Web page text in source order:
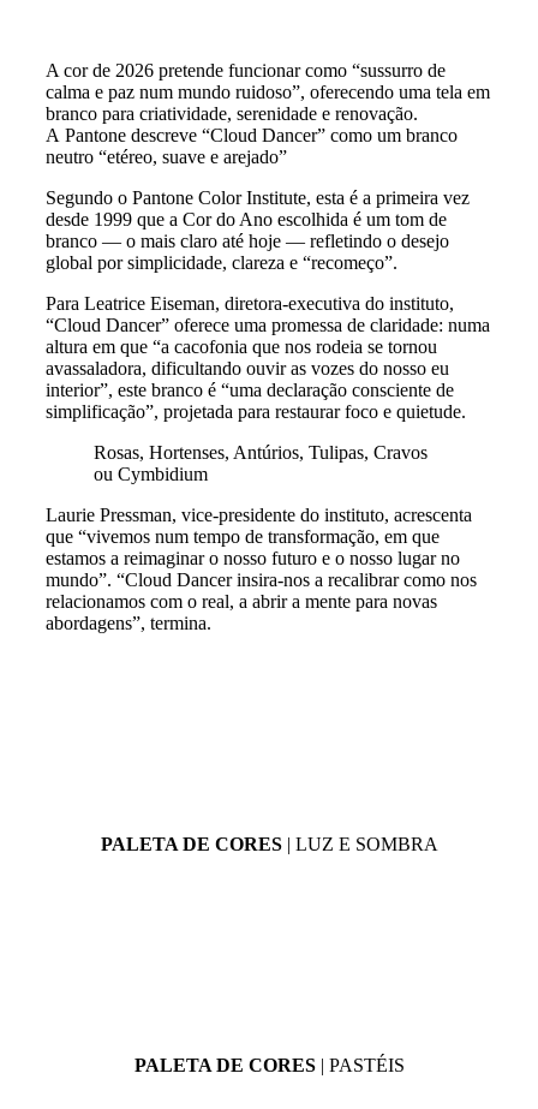
A cor de 2026 pretende funcionar como “sussurro de
calma e paz num mundo ruidoso”, oferecendo uma tela em
branco para criatividade, serenidade e renovação.
A Pantone descreve “Cloud Dancer” como um branco
neutro “etéreo, suave e arejado”
Segundo o Pantone Color Institute, esta é a primeira vez
desde 1999 que a Cor do Ano escolhida é um tom de
branco — o mais claro até hoje — refletindo o desejo
global por simplicidade, clareza e “recomeço”.
Para Leatrice Eiseman, diretora‑executiva do instituto,
“Cloud Dancer” oferece uma promessa de claridade: numa
altura em que “a cacofonia que nos rodeia se tornou
avassaladora, dificultando ouvir as vozes do nosso eu
interior”, este branco é “uma declaração consciente de
simplificação”, projetada para restaurar foco e quietude.
Rosas, Hortenses, Antúrios, Tulipas, Cravos
ou Cymbidium
Laurie Pressman, vice‑presidente do instituto, acrescenta
que “vivemos num tempo de transformação, em que
estamos a reimaginar o nosso futuro e o nosso lugar no
mundo”. “Cloud Dancer insira-nos a recalibrar como nos
relacionamos com o real, a abrir a mente para novas
abordagens”, termina.
PALETA DE CORES| LUZ E SOMBRA
PALETA DE CORES| PASTÉIS